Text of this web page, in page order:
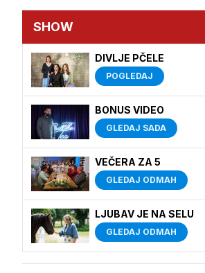
SHOW
DIVLJE PČELE
POGLEDAJ
BONUS VIDEO
GLEDAJ SADA
VEČERA ZA 5
GLEDAJ ODMAH
LJUBAV JE NA SELU
GLEDAJ ODMAH